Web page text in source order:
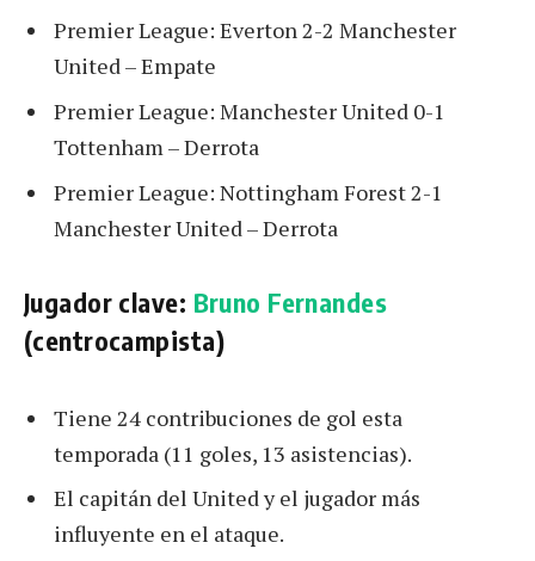
Premier League: Everton 2-2 Manchester
United – Empate
Premier League: Manchester United 0-1
Tottenham – Derrota
Premier League: Nottingham Forest 2-1
Manchester United – Derrota
Jugador clave: Bruno Fernandes
(centrocampista)
Tiene 24 contribuciones de gol esta
temporada (11 goles, 13 asistencias).
El capitán del United y el jugador más
influyente en el ataque.